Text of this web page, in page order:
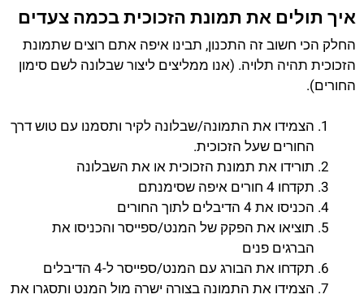
איך תולים את תמונת הזכוכית בכמה צעדים
החלק הכי חשוב זה התכנון, תבינו איפה אתם רוצים שתמונת
הזכוכית תהיה תלויה. (אנו ממליצים ליצור שבלונה לשם סימון
החורים).
הצמידו את התמונה/שבלונה לקיר ותסמנו עם טוש דרך
החורים שעל הזכוכית.
תורידו את תמונת הזכוכית או את השבלונה
תקדחו 4 חורים איפה שסימנתם
הכניסו את 4 הדיבלים לתוך החורים
תוציאו את הפקק של המנט/ספייסר והכניסו את
הברגים פנים
תקדחו את הבורג עם המנט/ספייסר ל-4 הדיבלים
הצמידו את התמונה בצורה ישרה מול המנט ותסגרו את